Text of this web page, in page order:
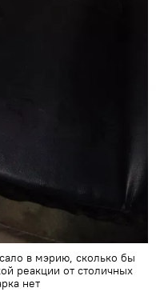
в мэрию, сколько бы
реакции от столичных
нет